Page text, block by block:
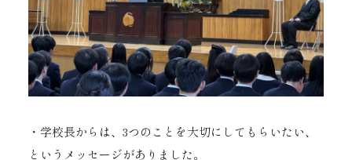
・学校長からは、3つのことを大切にしてもらいたい、
というメッセージがありました。